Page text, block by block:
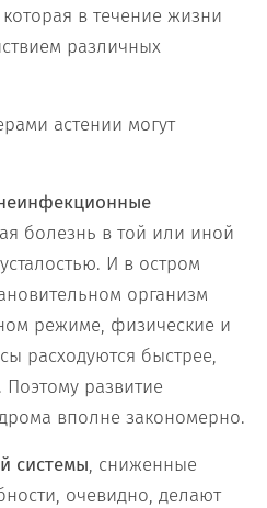
в течение жизни
различных
астении могут
болезнь в той или иной
И в остром
организм
режиме, физические и
расходуются быстрее,
развитие
вполне закономерно.
системы, сниженные
очевидно, делают